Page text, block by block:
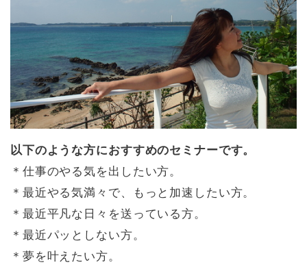
以下のような方におすすめのセミナーです。
＊仕事のやる気を出したい方。
＊最近やる気満々で、もっと加速したい方。
＊最近平凡な日々を送っている方。
＊最近パッとしない方。
＊夢を叶えたい方。